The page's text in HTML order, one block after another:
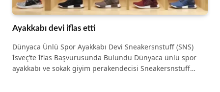
Ayakkabı devi iflas etti
Dünyaca Ünlü Spor Ayakkabı Devi Sneakersnstuff (SNS)
İsveç’te İflas Başvurusunda Bulundu Dünyaca ünlü spor
ayakkabı ve sokak giyim perakendecisi Sneakersnstuff…